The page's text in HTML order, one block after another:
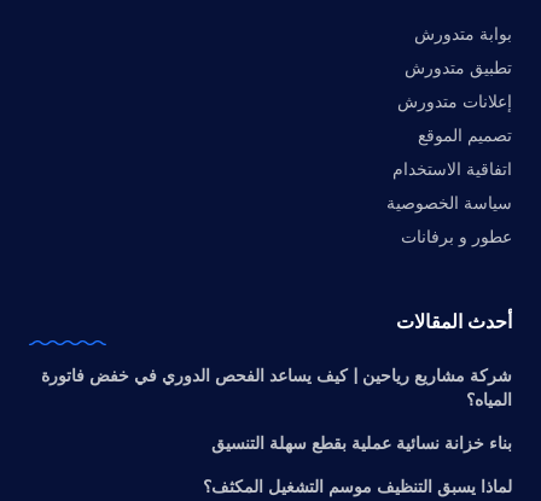
بوابة متدورش
تطبيق متدورش
إعلانات متدورش
تصميم الموقع
اتفاقية الاستخدام
سياسة الخصوصية
عطور و برفانات
أحدث المقالات
شركة مشاريع رياحين | كيف يساعد الفحص الدوري في خفض فاتورة
المياه؟
بناء خزانة نسائية عملية بقطع سهلة التنسيق
لماذا يسبق التنظيف موسم التشغيل المكثف؟